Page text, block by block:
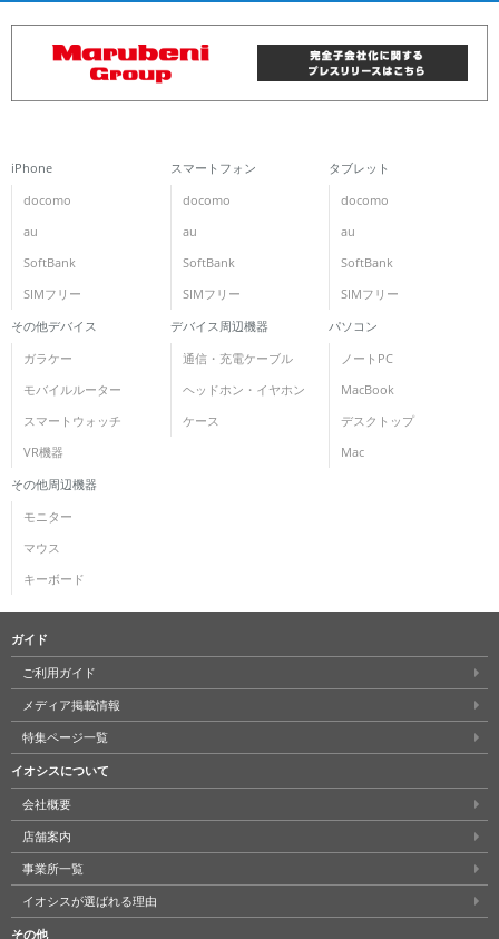
iPhone
docomo
au
SoftBank
SIMフリー
スマートフォン
docomo
au
SoftBank
SIMフリー
タブレット
docomo
au
SoftBank
SIMフリー
その他デバイス
ガラケー
モバイルルーター
スマートウォッチ
VR機器
デバイス周辺機器
通信・充電ケーブル
ヘッドホン・イヤホン
ケース
パソコン
ノートPC
MacBook
デスクトップ
Mac
その他周辺機器
モニター
マウス
キーボード
ガイド
ご利用ガイド
メディア掲載情報
特集ページ一覧
イオシスについて
会社概要
店舗案内
事業所一覧
イオシスが選ばれる理由
その他